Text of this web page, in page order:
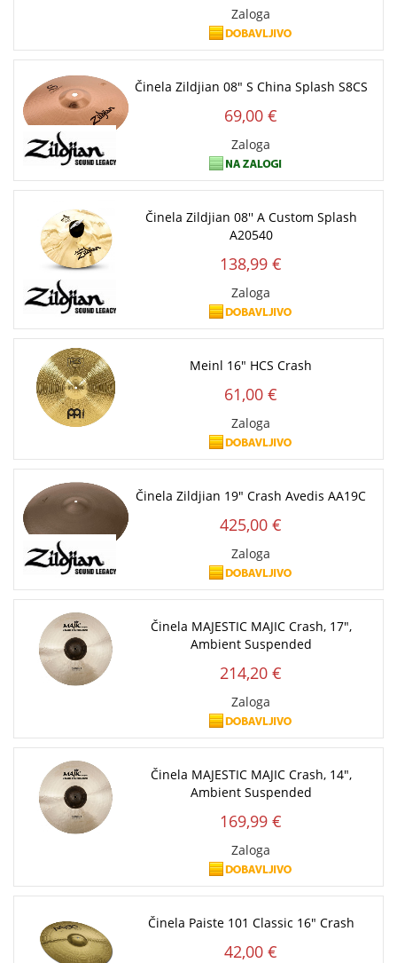
Zaloga
Činela Zildjian 08" S China Splash S8CS
69,00 €
Zaloga
Činela Zildjian 08'' A Custom Splash
A20540
138,99 €
Zaloga
Meinl 16" HCS Crash
61,00 €
Zaloga
Činela Zildjian 19" Crash Avedis AA19C
425,00 €
Zaloga
Činela MAJESTIC MAJIC Crash, 17",
Ambient Suspended
214,20 €
Zaloga
Činela MAJESTIC MAJIC Crash, 14",
Ambient Suspended
169,99 €
Zaloga
Činela Paiste 101 Classic 16" Crash
42,00 €